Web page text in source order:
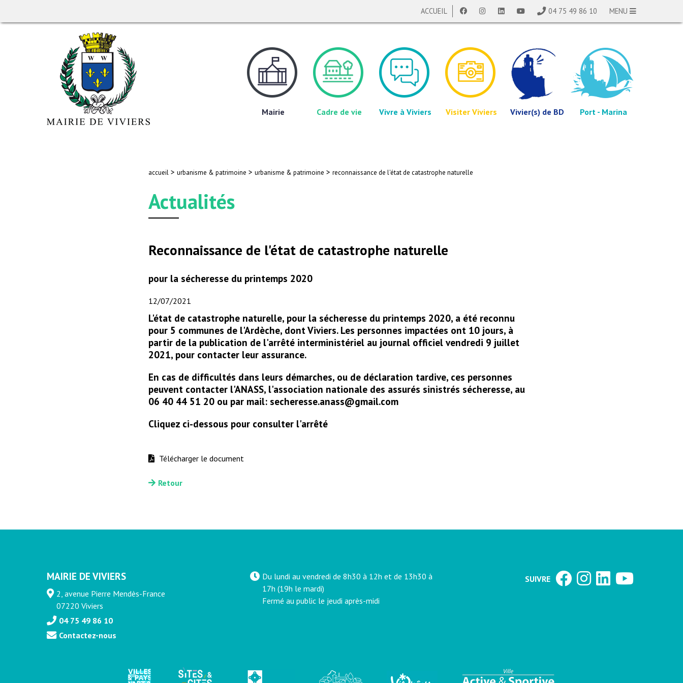
ACCUEIL 04 75 49 86 10 MENU
Mairie Cadre de vie Vivre à Viviers Visiter Viviers Vivier(s) de BD Port - Marina
accueil > urbanisme & patrimoine > urbanisme & patrimoine > reconnaissance de l'état de catastrophe naturelle
Actualités
Reconnaissance de l'état de catastrophe naturelle
pour la sécheresse du printemps 2020
12/07/2021
L'état de catastrophe naturelle, pour la sécheresse du printemps 2020, a été reconnu
pour 5 communes de l'Ardèche, dont Viviers. Les personnes impactées ont 10 jours, à
partir de la publication de l'arrêté interministériel au journal officiel vendredi 9 juillet
2021, pour contacter leur assurance.
En cas de difficultés dans leurs démarches, ou de déclaration tardive, ces personnes
peuvent contacter l'ANASS, l'association nationale des assurés sinistrés sécheresse, au
06 40 44 51 20 ou par mail: secheresse.anass@gmail.com
Cliquez ci-dessous pour consulter l'arrêté
Télécharger le document
Retour
MAIRIE DE VIVIERS
2, avenue Pierre Mendès-France
07220 Viviers
04 75 49 86 10
Contactez-nous
Du lundi au vendredi de 8h30 à 12h et de 13h30 à
17h (19h le mardi)
Fermé au public le jeudi après-midi
SUIVRE